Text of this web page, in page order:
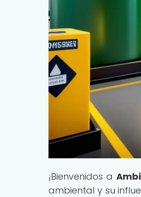
¡Bienvenidos a
ambiental y su